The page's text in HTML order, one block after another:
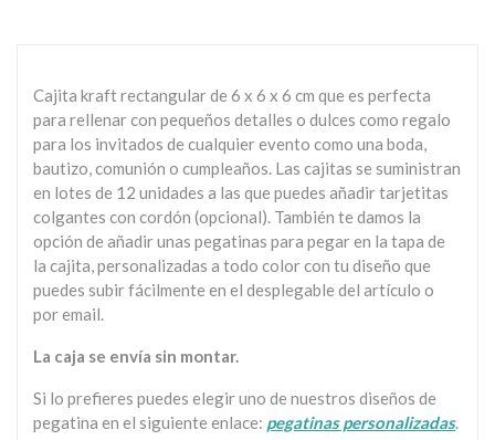
Cajita kraft rectangular de 6 x 6 x 6 cm que es perfecta
para rellenar con pequeños detalles o dulces como regalo
para los invitados de cualquier evento como una boda,
bautizo, comunión o cumpleaños. Las cajitas se suministran
en lotes de 12 unidades a las que puedes añadir tarjetitas
colgantes con cordón (opcional). También te damos la
opción de añadir unas pegatinas para pegar en la tapa de
la cajita, personalizadas a todo color con tu diseño que
puedes subir fácilmente en el desplegable del artículo o
por email.
La caja se envía sin montar.
Si lo prefieres puedes elegir uno de nuestros diseños de
pegatina en el siguiente enlace: pegatinas personalizadas.